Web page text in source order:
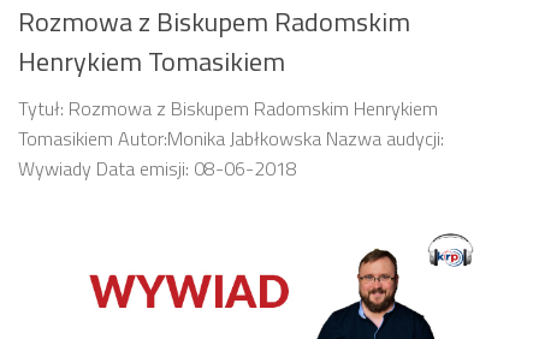
Rozmowa z Biskupem Radomskim
Henrykiem Tomasikiem
Tytuł: Rozmowa z Biskupem Radomskim Henrykiem
Tomasikiem Autor:Monika Jabłkowska Nazwa audycji:
Wywiady Data emisji: 08-06-2018